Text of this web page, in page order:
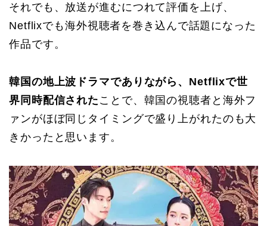
それでも、放送が進むにつれて評価を上げ、
Netflixでも海外視聴者を巻き込んで話題になった
作品です。
韓国の地上波ドラマでありながら、Netflixで世
界同時配信された ことで、韓国の視聴者と海外フ
ァンがほぼ同じタイミングで盛り上がれたのも大
きかったと思います。